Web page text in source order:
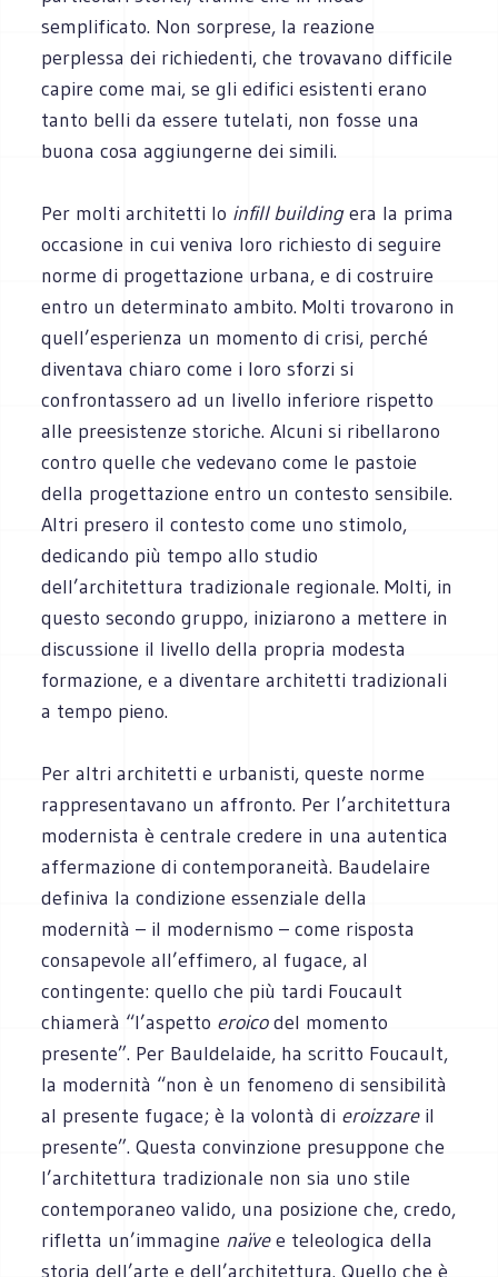
semplificato. Non sorprese, la reazione
perplessa dei richiedenti, che trovavano difficile
capire come mai, se gli edifici esistenti erano
tanto belli da essere tutelati, non fosse una
buona cosa aggiungerne dei simili.
Per molti architetti lo infill buildingera la prima
occasione in cui veniva loro richiesto di seguire
norme di progettazione urbana, e di costruire
entro un determinato ambito. Molti trovarono in
quell’esperienza un momento di crisi, perché
diventava chiaro come i loro sforzi si
confrontassero ad un livello inferiore rispetto
alle preesistenze storiche. Alcuni si ribellarono
contro quelle che vedevano come le pastoie
della progettazione entro un contesto sensibile.
Altri presero il contesto come uno stimolo,
dedicando più tempo allo studio
dell’architettura tradizionale regionale. Molti, in
questo secondo gruppo, iniziarono a mettere in
discussione il livello della propria modesta
formazione, e a diventare architetti tradizionali
a tempo pieno.
Per altri architetti e urbanisti, queste norme
rappresentavano un affronto. Per l’architettura
modernista è centrale credere in una autentica
affermazione di contemporaneità. Baudelaire
definiva la condizione essenziale della
modernità – il modernismo – come risposta
consapevole all’effimero, al fugace, al
contingente: quello che più tardi Foucault
chiamerà “l’aspetto eroicodel momento
presente”. Per Bauldelaide, ha scritto Foucault,
la modernità “non è un fenomeno di sensibilità
al presente fugace; è la volontà di eroizzareil
presente”. Questa convinzione presuppone che
l’architettura tradizionale non sia uno stile
contemporaneo valido, una posizione che, credo,
rifletta un’immagine naïvee teleologica della
storia dell’arte e dell’architettura. Quello che è